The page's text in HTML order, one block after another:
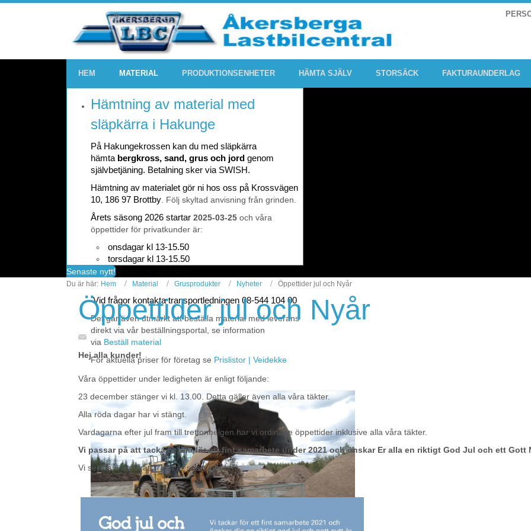
HEM MATERIAL PRODUKTIONSENHETER HÄMTA SJÄLV STORSÄCK FAKTURAUNDERLAG
Hämtning av material med
släpkärra i Hakunge
På Hakungekrossen kan du med släpkärra
hämta bergkross, sand, grus och jord genom
självbetjäning. Betalning sker via SWISH.
Hämtning av materialet gör ni hos oss på Krossvägen
10, 186 97 Brottby . Följ skyltad anvisning från grinden.
Årets säsong 2026 startar 2025-03-25 och våra
öppettider för privatkunder är:
onsdagar kl 13-15.50
torsdagar kl 13-15.50
fredagar kl 13-14.50
Vid frågor kontakta transportledningen 08-544 104 00
Det går även utmärkt att beställa material med leverans
direkt via vår beställningsportal, se information
via Beställ material
För aktuella priser för företag se Prislistor | Veidekke
Senaste nytt!
Du är här: Hem Material Grusprodukter Nyheter Öppettider jul och Nyår
Öppettider jul och Nyår
Hej alla kunder!
Våra öppettider under ledigheten är enligt följande:
23 december stänger vi kl. 13.00. Detta gäller även alla våra täkter.
Alla röda dagar har vi stängt.
Vardagarna efter jul fram till trettonhelgen har vi ordinarie öppettider inklusive alla våra täkter.
Vi passar på att tacka Er alla för ett fint samarbete under 2021 och önskar Er alla en riktigt God Jul och ett Gott
Vi ser fram emot att träffa er snart igen!